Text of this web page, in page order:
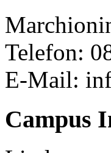
Telefon:
E-Mail:
Campus